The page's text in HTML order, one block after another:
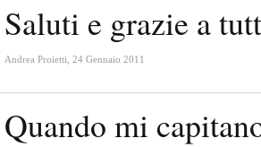
Saluti e grazie a
Andrea Proietti 24 Gennaio 2011
Quando mi